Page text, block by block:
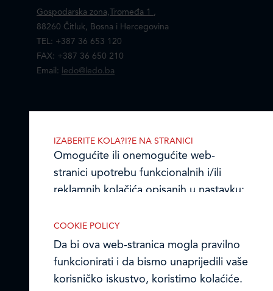
Gospodarska zona,Tromeđa 1
88260 Čitluk, Bosna i Hercegovina
TEL: +387 36 653 120
FAX: +387 36 650 210
Email:
ledo@ledo.ba
Online formular
Obavijest o Privatnosti i Kolačići
Kodeks poslovnih načela
© Ledo d.o.o. 2026.
COOKIE POLICY
Da bi ova web-stranica mogla pravilno
funkcionirati i da bismo unaprijedili vaše
korisničko iskustvo, koristimo kolaćiće.
IZABERITE KOLA?I?E NA STRANICI
Omogućite ili onemogućite web-
stranici upotrebu funkcionalnih i/ili
reklamnih kolačića opisanih u nastavku:
Nužni kolačići